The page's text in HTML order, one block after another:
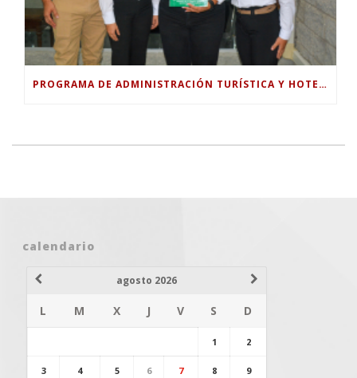
PROGRAMA DE ADMINISTRACIÓN TURÍSTICA Y HOTELERA DE LA UNIVERSIDAD PILOTO ENTREGA DOCUMENTO TÉCNICO PARA FORTALECER EL TURISMO RURAL EN GUABINAL.
calendario
agosto 2026
L M X J V S D
1 2
3 4 5 6 7 8 9